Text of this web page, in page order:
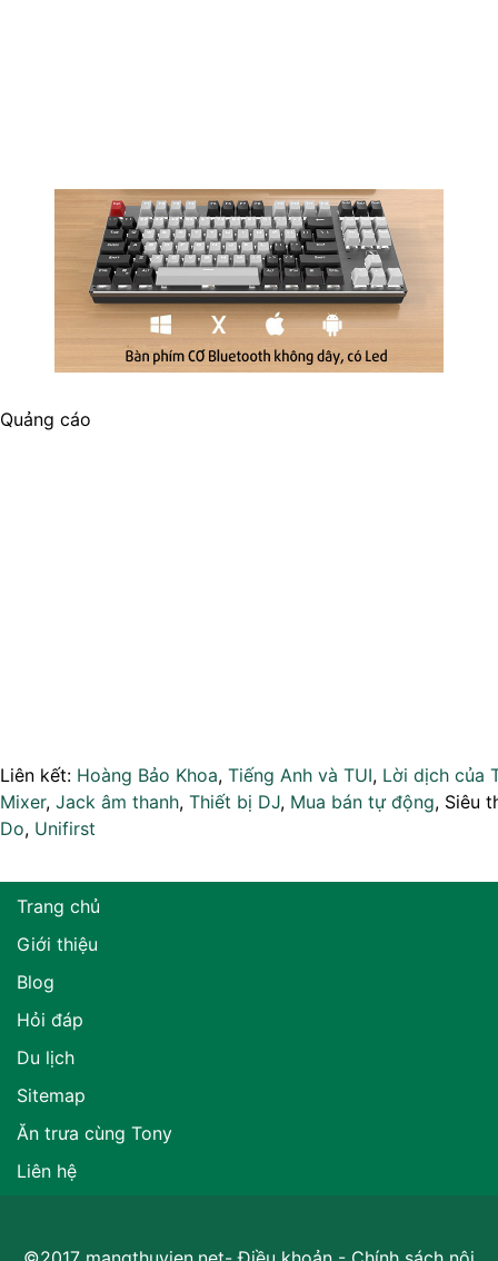
Quảng cáo
Liên kết: Hoàng Bảo Khoa, Tiếng Anh và TUI, Lời dịch của
Mixer, Jack âm thanh, Thiết bị DJ, Mua bán tự động, Siêu
Do, Unifirst
Trang chủ
Giới thiệu
Blog
Hỏi đáp
Du lịch
Sitemap
Ăn trưa cùng Tony
Liên hệ